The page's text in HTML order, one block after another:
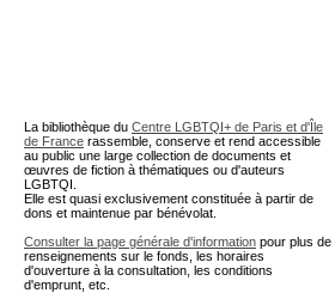
La bibliothèque du Centre LGBTQI+ de Paris et d'Île
de France rassemble, conserve et rend accessible
au public une large collection de documents et
œuvres de fiction à thématiques ou d'auteurs
LGBTQI.
Elle est quasi exclusivement constituée à partir de
dons et maintenue par bénévolat.
Consulter la page générale d'information pour plus de
renseignements sur le fonds, les horaires
d'ouverture à la consultation, les conditions
d'emprunt, etc.